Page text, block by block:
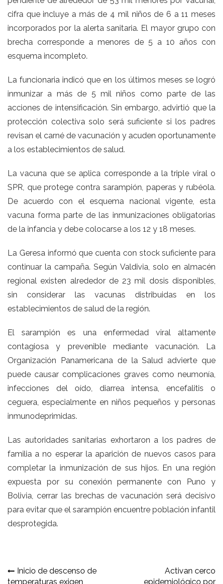
cifra que incluye a más de 4 mil niños de 6 a 11 meses
incorporados por la alerta sanitaria. El mayor grupo con
brecha corresponde a menores de 5 a 10 años con
esquema incompleto.
La funcionaria indicó que en los últimos meses se logró
inmunizar a más de 5 mil niños como parte de las
acciones de intensificación. Sin embargo, advirtió que la
protección colectiva solo será suficiente si los padres
revisan el carné de vacunación y acuden oportunamente
a los establecimientos de salud.
La vacuna que se aplica corresponde a la triple viral o
SPR, que protege contra sarampión, paperas y rubéola.
De acuerdo con el esquema nacional vigente, esta
vacuna forma parte de las inmunizaciones obligatorias
de la infancia y debe colocarse a los 12 y 18 meses.
La Geresa informó que cuenta con stock suficiente para
continuar la campaña. Según Valdivia, solo en almacén
regional existen alrededor de 23 mil dosis disponibles,
sin considerar las vacunas distribuidas en los
establecimientos de salud de la región.
El sarampión es una enfermedad viral altamente
contagiosa y prevenible mediante vacunación. La
Organización Panamericana de la Salud advierte que
puede causar complicaciones graves como neumonía,
infecciones del oído, diarrea intensa, encefalitis o
ceguera, especialmente en niños pequeños y personas
inmunodeprimidas.
Las autoridades sanitarias exhortaron a los padres de
familia a no esperar la aparición de nuevos casos para
completar la inmunización de sus hijos. En una región
expuesta por su conexión permanente con Puno y
Bolivia, cerrar las brechas de vacunación será decisivo
para evitar que el sarampión encuentre población infantil
desprotegida.
Navegación
Inicio de descenso de
temperaturas exigen
Activan cerco
epidemiológico por